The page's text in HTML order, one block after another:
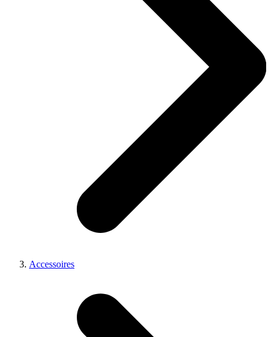
Accessoires